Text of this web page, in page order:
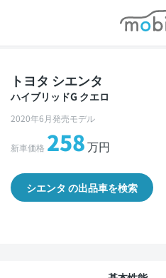
トヨタ シエンタ
ハイブリッドG クエロ
2020年6月発売モデル
新車価格 258万円
シエンタ の出品車を検索